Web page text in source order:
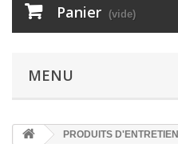
Panier (vide)
MENU
PRODUITS D'ENTRETIEN